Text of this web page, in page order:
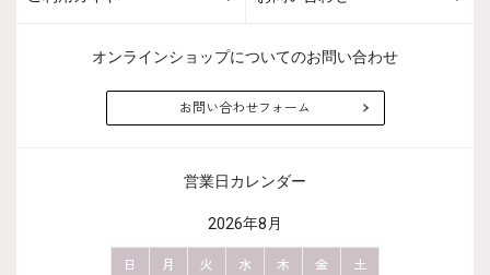
オンラインショップについてのお問い合わせ
お問い合わせフォーム
営業日カレンダー
2026年8月
日 月 火 水 木 金 土